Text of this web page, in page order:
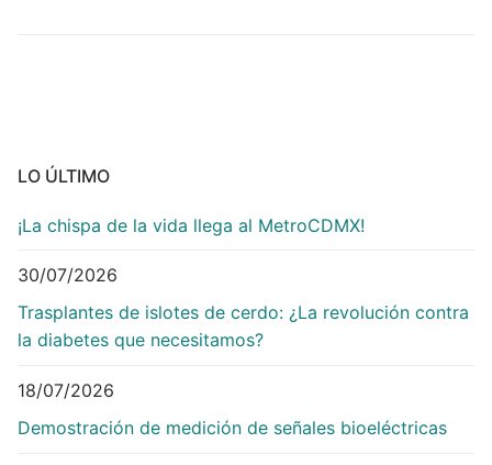
LO ÚLTIMO
¡La chispa de la vida llega al MetroCDMX!
30/07/2026
Trasplantes de islotes de cerdo: ¿La revolución contra
la diabetes que necesitamos?
18/07/2026
Demostración de medición de señales bioeléctricas